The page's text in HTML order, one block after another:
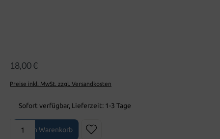
18,00 €
Preise inkl. MwSt. zzgl. Versandkosten
Sofort verfügbar, Lieferzeit: 1-3 Tage
Produkt Anzahl: Gib den gewünschten Wert ein oder benutze die
In den Warenkorb